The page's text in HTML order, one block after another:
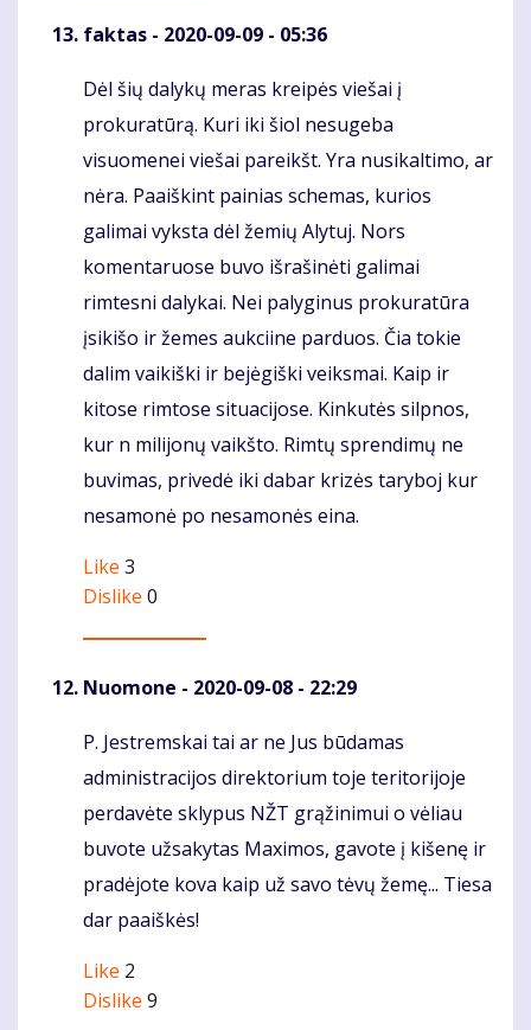
faktas - 2020-09-09 - 05:36
Komentaras
Dėl šių dalykų meras kreipės viešai į
prokuratūrą. Kuri iki šiol nesugeba
visuomenei viešai pareikšt. Yra nusikaltimo, ar
nėra. Paaiškint painias schemas, kurios
galimai vyksta dėl žemių Alytuj. Nors
komentaruose buvo išrašinėti galimai
rimtesni dalykai. Nei palyginus prokuratūra
įsikišo ir žemes aukciine parduos. Čia tokie
dalim vaikiški ir bejėgiški veiksmai. Kaip ir
kitose rimtose situacijose. Kinkutės silpnos,
kur n milijonų vaikšto. Rimtų sprendimų ne
buvimas, privedė iki dabar krizės taryboj kur
nesamonė po nesamonės eina.
Like 3
Dislike 0
Nuomone - 2020-09-08 - 22:29
Komentaras
P. Jestremskai tai ar ne Jus būdamas
administracijos direktorium toje teritorijoje
perdavėte sklypus NŽT grąžinimui o vėliau
buvote užsakytas Maximos, gavote į kišenę ir
pradėjote kova kaip už savo tėvų žemę... Tiesa
dar paaiškės!
Like 2
Dislike 9